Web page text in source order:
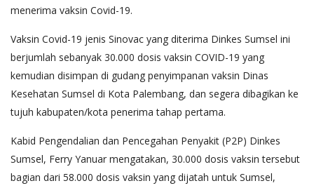
menerima vaksin Covid-19.
Vaksin Covid-19 jenis Sinovac yang diterima Dinkes Sumsel ini
berjumlah sebanyak 30.000 dosis vaksin COVID-19 yang
kemudian disimpan di gudang penyimpanan vaksin Dinas
Kesehatan Sumsel di Kota Palembang, dan segera dibagikan ke
tujuh kabupaten/kota penerima tahap pertama.
Kabid Pengendalian dan Pencegahan Penyakit (P2P) Dinkes
Sumsel, Ferry Yanuar mengatakan, 30.000 dosis vaksin tersebut
bagian dari 58.000 dosis vaksin yang dijatah untuk Sumsel,